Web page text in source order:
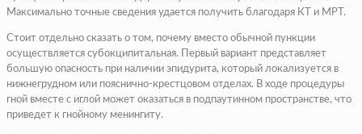
Максимально точные сведения удается получить благодаря КТ и МРТ.
Стоит отдельно сказать о том, почему вместо обычной пункции
осуществляется субокципитальная. Первый вариант представляет
большую опасность при наличии эпидурита, который локализуется в
нижнегрудном или пояснично-крестцовом отделах. В ходе процедуры
гной вместе с иглой может оказаться в подпаутинном пространстве, что
приведет к гнойному менингиту.